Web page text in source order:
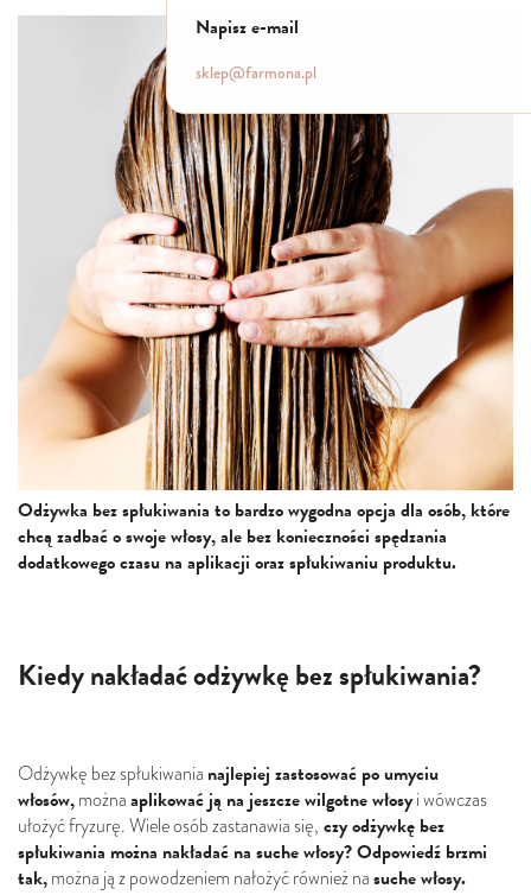
Napisz e-mail
sklep@farmona.pl
Włosy suche i łamliwe
Włosy wypadające
Włosy przetłuszczające się
Włosy farbowane
Włosy pozbawione objętości
Włosy kręcone
Łupież
Łojotok
Luszczyca, AZS
Odżywka bez spłukiwania to bardzo wygodna opcja dla osób, które
chcą zadbać o swoje włosy, ale bez konieczności spędzania
dodatkowego czasu na aplikacji oraz spłukiwaniu produktu.
Kiedy nakładać odżywkę bez spłukiwania?
Odżywkę bez spłukiwania najlepiej zastosować po umyciu
włosów,możnaaplikować ją na jeszcze wilgotne włosyi wówczas
ułożyć fryzurę. Wiele osób zastanawia się, czy odżywkę bez
spłukiwania można nakładać na suche włosy? Odpowiedź brzmi
tak,można ją z powodzeniem nałożyć również nasuche włosy.